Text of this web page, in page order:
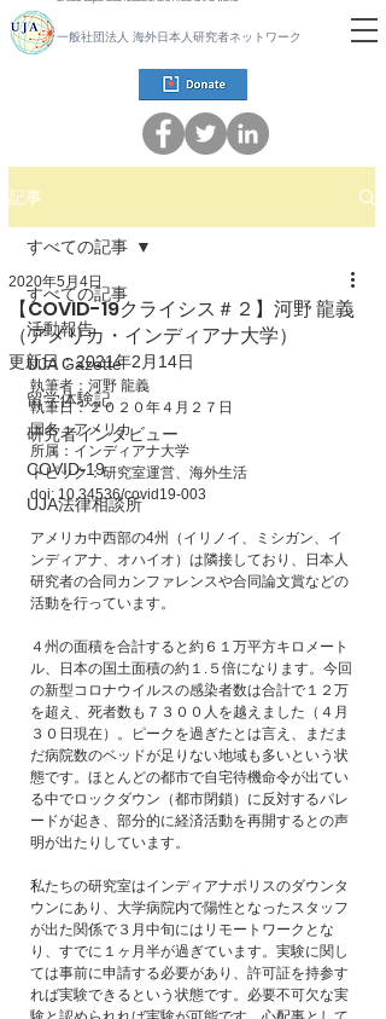
一般社団法人 海外日本人研究者ネットワーク
記事
すべての記事
活動報告
UJA Gazette
留学体験記
研究者インタビュー
COVID-19
UJA法律相談所
すべての記事
【COVID-19クライシス＃２】河野 龍義
（アメリカ・インディアナ大学）
2020年5月4日
更新日：2021年2月14日
執筆者：河野 龍義
執筆日：２０２０年４月２７日
国名：アメリカ
所属：インディアナ大学
トピック：研究室運営、海外生活
doi: 10.34536/covid19-003
アメリカ中西部の4州（イリノイ、ミシガン、イ
ンディアナ、オハイオ）は隣接しており、日本人
研究者の合同カンファレンスや合同論文賞などの
活動を行っています。
４州の面積を合計すると約６１万平方キロメート
ル、日本の国土面積の約１.５倍になります。今回
の新型コロナウイルスの感染者数は合計で１２万
を超え、死者数も７３００人を越えました（４月
３０日現在）。ピークを過ぎたとは言え、まだま
だ病院数のベッドが足りない地域も多いという状
態です。ほとんどの都市で自宅待機命令が出てい
る中でロックダウン（都市閉鎖）に反対するパレ
ードが起き、部分的に経済活動を再開するとの声
明が出たりしています。
私たちの研究室はインディアナポリスのダウンタ
ウンにあり、大学病院内で陽性となったスタッフ
が出た関係で３月中旬にはリモートワークとな
り、すでに１ヶ月半が過ぎています。実験に関し
ては事前に申請する必要があり、許可証を持参す
れば実験できるという状態です。必要不可欠な実